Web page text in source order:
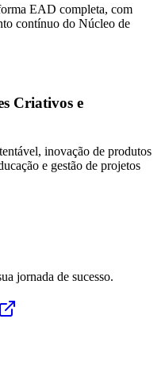
EAD completa, com
contínuo do Núcleo de
Criativos e
inovação de produtos
e gestão de projetos
jornada de sucesso.